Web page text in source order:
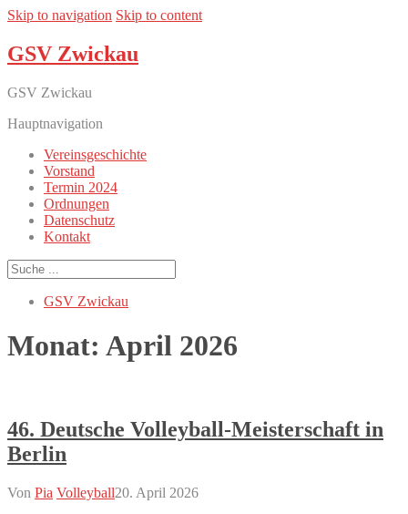
Skip to navigation Skip to content
GSV Zwickau
GSV Zwickau
Hauptnavigation
Vereinsgeschichte
Vorstand
Termin 2024
Ordnungen
Datenschutz
Kontakt
GSV Zwickau
Monat: April 2026
46. Deutsche Volleyball-Meisterschaft in
Berlin
Von Pia Volleyball20. April 2026